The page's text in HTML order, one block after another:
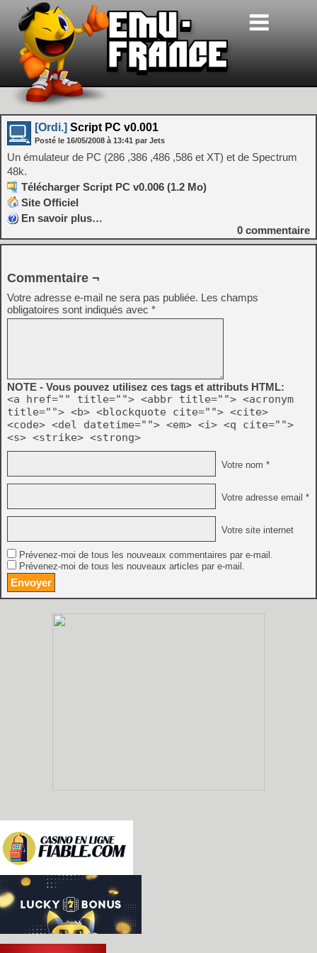
[Ordi.] Script PC v0.001
Posté le 16/05/2008 à 13:41 par Jets
Un émulateur de PC (286 ,386 ,486 ,586 et XT) et de Spectrum
48k.
Télécharger Script PC v0.006 (1.2 Mo)
Site Officiel
En savoir plus…
0 commentaire
Commentaire ¬
Votre adresse e-mail ne sera pas publiée. Les champs
obligatoires sont indiqués avec *
NOTE - Vous pouvez utilisez ces tags et attributs HTML:
<a href="" title=""> <abbr title=""> <acronym
title=""> <b> <blockquote cite=""> <cite>
<code> <del datetime=""> <em> <i> <q cite="">
<s> <strike> <strong>
Votre nom *
Votre adresse email *
Votre site internet
Prévenez-moi de tous les nouveaux commentaires par e-mail.
Prévenez-moi de tous les nouveaux articles par e-mail.